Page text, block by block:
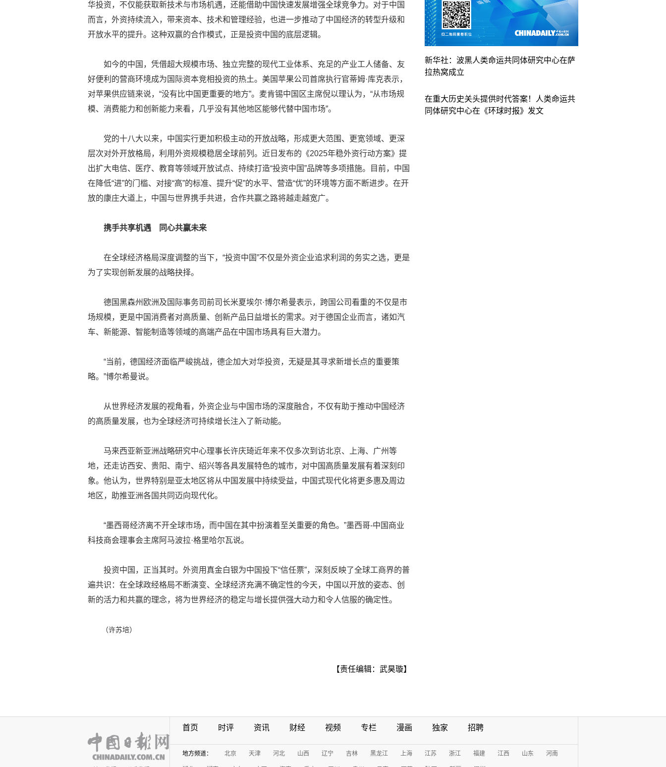
华投资，不仅能获取新技术与市场机遇，还能借助中国快速发展增强全球竞争力。对于中国
而言，外资持续流入，带来资本、技术和管理经验，也进一步推动了中国经济的转型升级和
开放水平的提升。这种双赢的合作模式，正是投资中国的底层逻辑。
如今的中国，凭借超大规模市场、独立完整的现代工业体系、充足的产业工人储备、友
好便利的营商环境成为国际资本竞相投资的热土。美国苹果公司首席执行官蒂姆·库克表示，
对苹果供应链来说，“没有比中国更重要的地方”。麦肯锡中国区主席倪以理认为，“从市场规
模、消费能力和创新能力来看，几乎没有其他地区能够代替中国市场”。
党的十八大以来，中国实行更加积极主动的开放战略，形成更大范围、更宽领域、更深
层次对外开放格局，利用外资规模稳居全球前列。近日发布的《2025年稳外资行动方案》提
出扩大电信、医疗、教育等领域开放试点、持续打造“投资中国”品牌等多项措施。目前，中国
在降低“进”的门槛、对接“高”的标准、提升“促”的水平、营造“优”的环境等方面不断进步。在开
放的康庄大道上，中国与世界携手共进，合作共赢之路将越走越宽广。
携手共享机遇 同心共赢未来
在全球经济格局深度调整的当下，“投资中国”不仅是外资企业追求利润的务实之选，更是
为了实现创新发展的战略抉择。
德国黑森州欧洲及国际事务司前司长米夏埃尔·博尔希曼表示，跨国公司看重的不仅是市
场规模，更是中国消费者对高质量、创新产品日益增长的需求。对于德国企业而言，诸如汽
车、新能源、智能制造等领域的高端产品在中国市场具有巨大潜力。
“当前，德国经济面临严峻挑战，德企加大对华投资，无疑是其寻求新增长点的重要策
略。”博尔希曼说。
从世界经济发展的视角看，外资企业与中国市场的深度融合，不仅有助于推动中国经济
的高质量发展，也为全球经济可持续增长注入了新动能。
马来西亚新亚洲战略研究中心理事长许庆琦近年来不仅多次到访北京、上海、广州等
地，还走访西安、贵阳、南宁、绍兴等各具发展特色的城市，对中国高质量发展有着深刻印
象。他认为，世界特别是亚太地区将从中国发展中持续受益，中国式现代化将更多惠及周边
地区，助推亚洲各国共同迈向现代化。
“墨西哥经济离不开全球市场，而中国在其中扮演着至关重要的角色。”墨西哥-中国商业
科技商会理事会主席阿马波拉·格里哈尔瓦说。
投资中国，正当其时。外资用真金白银为中国投下“信任票”，深刻反映了全球工商界的普
遍共识：在全球政经格局不断演变、全球经济充满不确定性的今天，中国以开放的姿态、创
新的活力和共赢的理念，将为世界经济的稳定与增长提供强大动力和令人信服的确定性。
（许苏培）
【责任编辑：武昊璇】
新华社：波黑人类命运共同体研究中心在萨
拉热窝成立
在重大历史关头提供时代答案！人类命运共
同体研究中心在《环球时报》发文
首页 时评 资讯 财经 视频 专栏 漫画 独家 招聘
地方频道： 北京 天津 河北 山西 辽宁 吉林 黑龙江 上海 江苏 浙江 福建 江西 山东 河南